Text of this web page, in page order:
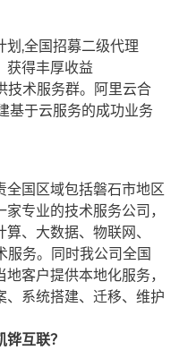
划,全国招募二级代理
获得丰厚收益
技术服务群。阿里云合
基于云服务的成功业务
全国区域包括磐石市地区
专业的技术服务公司，
、大数据、物联网、
务。同时我公司全国
客户提供本地化服务，
、系统搭建、迁移、维护
互联？